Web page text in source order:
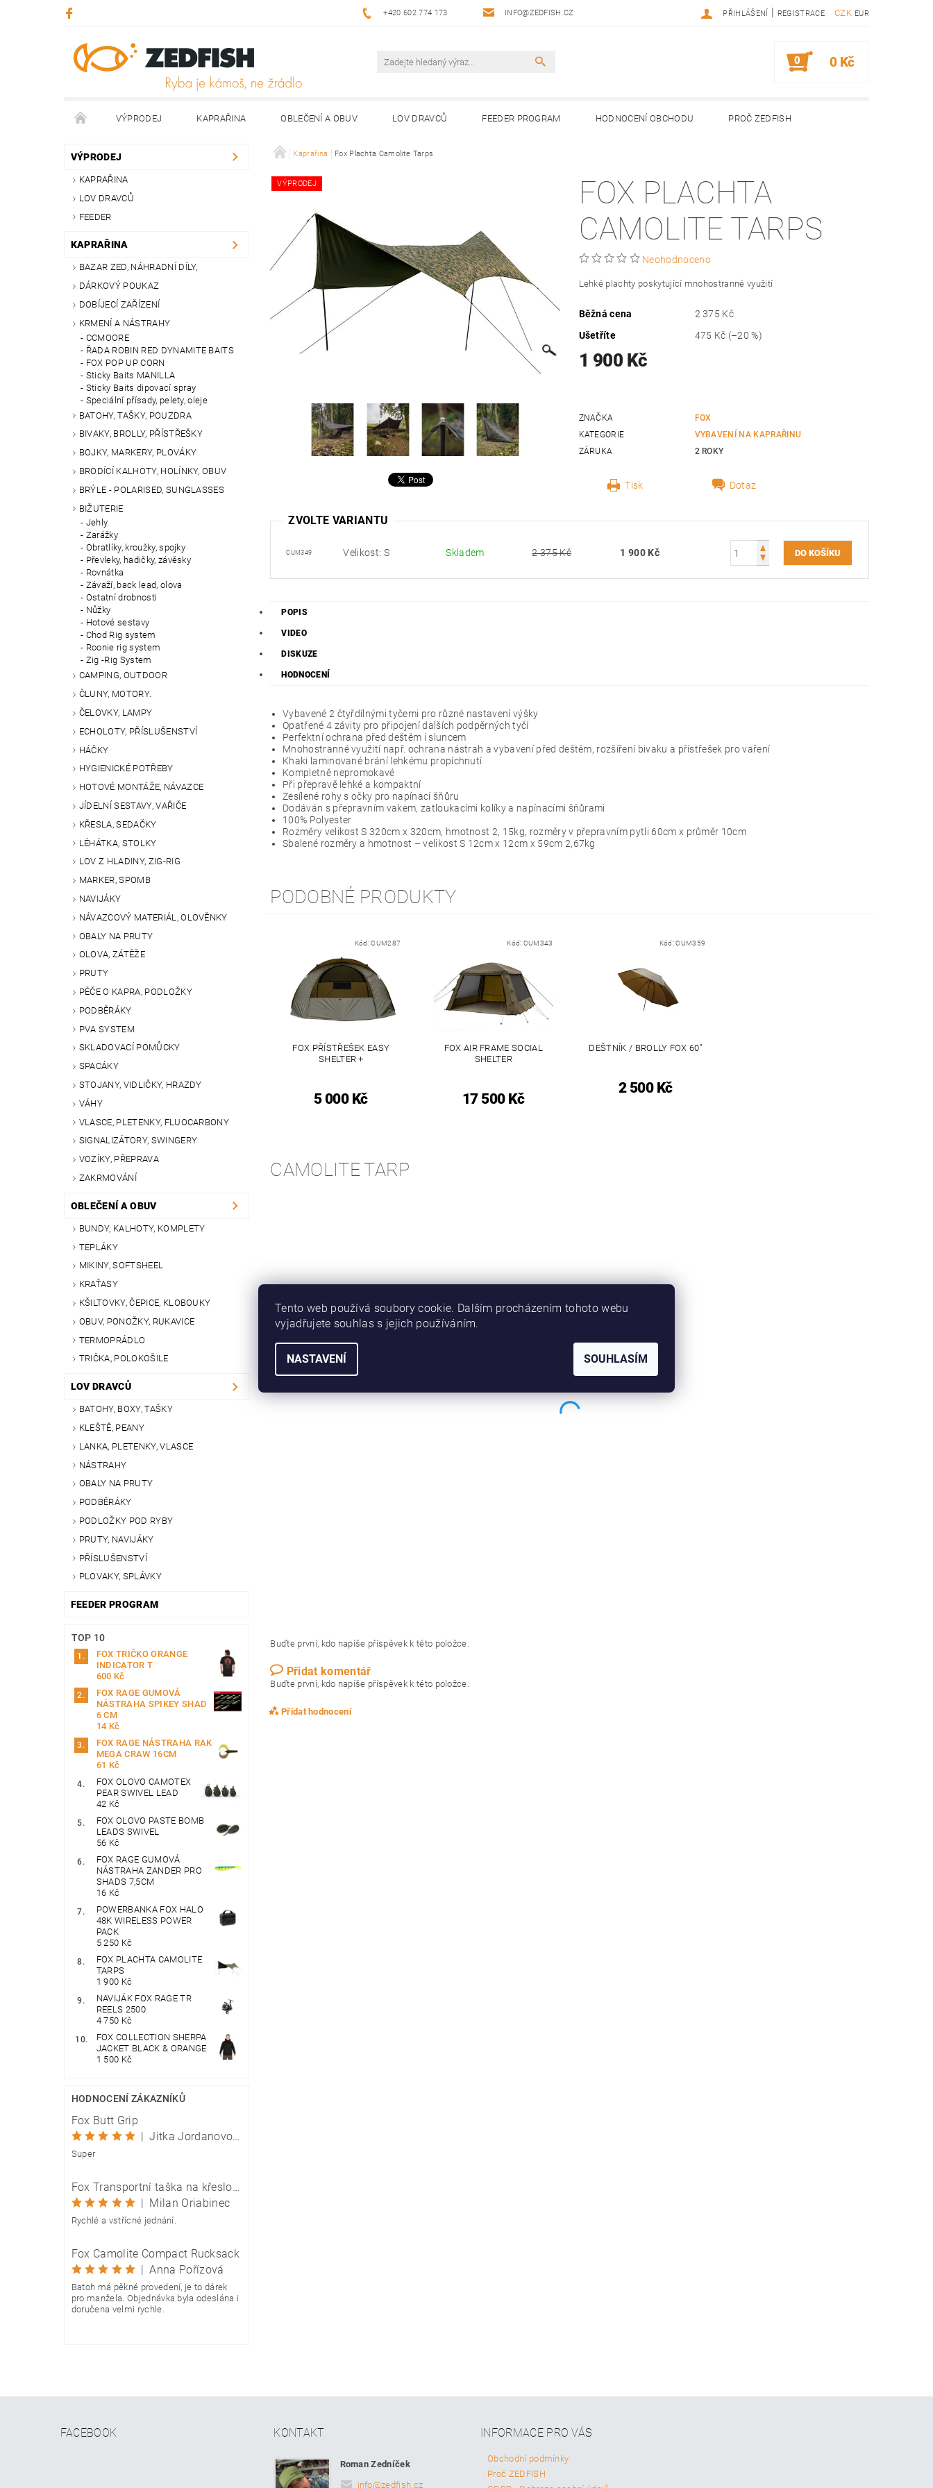
+420 602 774 173 INFO@ZEDFISH.CZ CZK EUR
PŘIHLÁŠENÍ | REGISTRACE
0 0 Kč
VÝPRODEJ KAPRAŘINA OBLEČENÍ A OBUV LOV DRAVCŮ FEEDER PROGRAM HODNOCENÍ OBCHODU PROČ ZEDFISH
KONTAKTY
VÝPRODEJ
KAPRAŘINA
LOV DRAVCŮ
FEEDER
KAPRAŘINA
BAZAR ZED, NÁHRADNÍ DÍLY,
DÁRKOVÝ POUKAZ
DOBÍJECÍ ZAŘÍZENÍ
KRMENÍ A NÁSTRAHY
CCMOORE
ŘADA ROBIN RED DYNAMITE BAITS
FOX POP UP CORN
Sticky Baits MANILLA
Sticky Baits dipovací spray
Speciální přísady, pelety, oleje
BATOHY, TAŠKY, POUZDRA
BIVAKY, BROLLY, PŘÍSTŘEŠKY
BOJKY, MARKERY, PLOVÁKY
BRODÍCÍ KALHOTY, HOLÍNKY, OBUV
BRÝLE - POLARISED, SUNGLASSES
BIŽUTERIE
Jehly
Zarážky
Obratlíky, kroužky, spojky
Převleky, hadičky, závěsky
Rovnátka
Závaží, back lead, olova
Ostatní drobnosti
Nůžky
Hotové sestavy
Chod Rig system
Roonie rig system
Zig -Rig System
CAMPING, OUTDOOR
ČLUNY, MOTORY.
ČELOVKY, LAMPY
ECHOLOTY, PŘÍSLUŠENSTVÍ
HÁČKY
HYGIENICKÉ POTŘEBY
HOTOVÉ MONTÁŽE, NÁVAZCE
JÍDELNÍ SESTAVY, VAŘIČE
KŘESLA, SEDAČKY
LÉHÁTKA, STOLKY
LOV Z HLADINY, ZIG-RIG
MARKER, SPOMB
NAVIJÁKY
NÁVAZCOVÝ MATERIÁL, OLOVĚNKY
OBALY NA PRUTY
OLOVA, ZÁTĚŽE
PRUTY
PÉČE O KAPRA, PODLOŽKY
PODBĚRÁKY
PVA SYSTEM
SKLADOVACÍ POMŮCKY
SPACÁKY
STOJANY, VIDLIČKY, HRAZDY
VÁHY
VLASCE, PLETENKY, FLUOCARBONY
SIGNALIZÁTORY, SWINGERY
VOZÍKY, PŘEPRAVA
ZAKRMOVÁNÍ
OBLEČENÍ A OBUV
BUNDY, KALHOTY, KOMPLETY
TEPLÁKY
MIKINY, SOFTSHEEL
KRAŤASY
KŠILTOVKY, ČEPICE, KLOBOUKY
OBUV, PONOŽKY, RUKAVICE
TERMOPRÁDLO
TRIČKA, POLOKOŠILE
LOV DRAVCŮ
BATOHY, BOXY, TAŠKY
KLEŠTĚ, PEANY
LANKA, PLETENKY, VLASCE
NÁSTRAHY
OBALY NA PRUTY
PODBĚRÁKY
PODLOŽKY POD RYBY
PRUTY, NAVIJÁKY
PŘÍSLUŠENSTVÍ
PLOVAKY, SPLÁVKY
FEEDER PROGRAM
TOP 10
FOX TRIČKO ORANGE
INDICATOR T
600 Kč
FOX RAGE GUMOVÁ
NÁSTRAHA SPIKEY SHAD
6 CM
14 Kč
FOX RAGE NÁSTRAHA RAK
MEGA CRAW 16CM
61 Kč
FOX OLOVO CAMOTEX
PEAR SWIVEL LEAD
42 Kč
FOX OLOVO PASTE BOMB
LEADS SWIVEL
56 Kč
FOX RAGE GUMOVÁ
NÁSTRAHA ZANDER PRO
SHADS 7,5CM
16 Kč
POWERBANKA FOX HALO
48K WIRELESS POWER
PACK
5 250 Kč
FOX PLACHTA CAMOLITE
TARPS
1 900 Kč
NAVIJÁK FOX RAGE TR
REELS 2500
4 750 Kč
FOX COLLECTION SHERPA
JACKET BLACK & ORANGE
1 500 Kč
HODNOCENÍ ZÁKAZNÍKŮ
Fox Butt Grip
|
Jitka Jordanovová
Super
Fox Transportní taška na křeslo Camolite Chair Bag
| Milan Oriabinec
Rychlé a vstřícné jednání.
Fox Camolite Compact Rucksack
| Anna Pořízová
Batoh má pěkné provedení, je to dárek
pro manžela. Objednávka byla odeslána i
doručena velmi rychle.
Kaprařina Fox Plachta Camolite Tarps
VÝPRODEJ
FOX PLACHTA
CAMOLITE TARPS
Neohodnoceno
Lehké plachty poskytující mnohostranné využití
Běžná cena
2 375 Kč
Ušetříte
475 Kč (–20 %)
1 900 Kč
ZNAČKA
FOX
KATEGORIE
VYBAVENÍ NA KAPRAŘINU
ZÁRUKA
2 ROKY
Tisk Dotaz
ZVOLTE VARIANTU
CUM349 Velikost: S Skladem 2 375 Kč 1 900 Kč
POPIS
VIDEO
DISKUZE
HODNOCENÍ
Vybavené 2 čtyřdílnými tyčemi pro různé nastavení výšky
Opatřené 4 závity pro připojení dalších podpěrných tyčí
Perfektní ochrana před deštěm i sluncem
Mnohostranné využití např. ochrana nástrah a vybavení před deštěm, rozšíření bivaku a přístřešek pro vaření
Khaki laminované brání lehkému propíchnutí
Kompletně nepromokavé
Při přepravě lehké a kompaktní
Zesílené rohy s očky pro napínací šňůru
Dodáván s přepravním vakem, zatloukacími kolíky a napínacími šňůrami
100% Polyester
Rozměry velikost S 320cm x 320cm, hmotnost 2, 15kg, rozměry v přepravním pytli 60cm x průměr 10cm
Sbalené rozměry a hmotnost – velikost S 12cm x 12cm x 59cm 2,67kg
PODOBNÉ PRODUKTY
Kód:CUM287
FOX PŘÍSTŘEŠEK EASY
SHELTER +
5 000 Kč
Kód: CUM343
FOX AIR FRAME SOCIAL
SHELTER
17 500 Kč
Kód:CUM359
DEŠTNÍK / BROLLY FOX 60"
2 500 Kč
CAMOLITE TARP
Buďte první, kdo napíše příspěvek k této položce.
Přidat komentář
Buďte první, kdo napíše příspěvek k této položce.
Přidat hodnocení
FACEBOOK KONTAKT
Roman Zedníček
info@zedfish.cz
INFORMACE PRO VÁS
Obchodní podmínky
Proč ZEDFISH
Tento web používá soubory cookie. Dalším procházením tohoto webu
vyjadřujete souhlas s jejich používáním.
NASTAVENÍ SOUHLASÍM